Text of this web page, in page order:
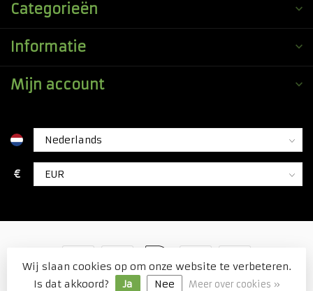
Categorieën
Informatie
Mijn account
€
© Copyright 2026 Duitse Voordeel Drogist
Wij slaan cookies op om onze website te verbeteren.
Is dat akkoord?
Ja Nee Meer over cookies »